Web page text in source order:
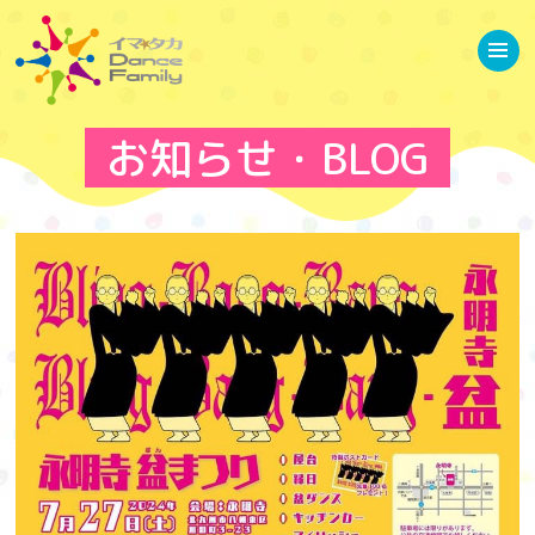
お知らせ・BLOG
ホーム
イベント情報
講師について 専用スタジオ
レッスンプログラム
基礎クラス
JAZZ強化クラス
バークラス
ゆるストレッチ
イベントクラス
キッズクラス
リトルキッズクラス
ブログ ギャラリー